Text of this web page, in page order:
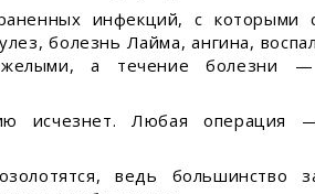
инфекций, с которыми
болезнь Лайма, ангина,
а течение болезни
исчезнет. Любая операция
ведь большинство